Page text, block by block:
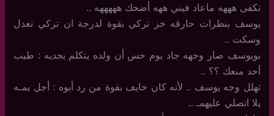
تكفى هههه ماعاد فيني ههه أضحك هههههه ..
يوسف بنظرات حارقه خز تركي بقوة لدرجة ان تركي تعدل
وسكت ..
بويوسف صار وجهه جاد يوم حس أن ولده يتكلم بجديه : طيب
أحد منعك ؟؟ ..
تهلل وجه يوسف .. لأنه كان خايف بقوة من رد أبوه : أجل يمـه
يلا اتصلي عليهمـ ..